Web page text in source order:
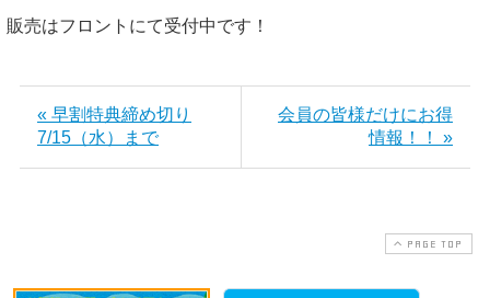
販売はフロントにて受付中です！
« 早割特典締め切り
7/15（水）まで
会員の皆様だけにお得
情報！！ »
PAGE TOP